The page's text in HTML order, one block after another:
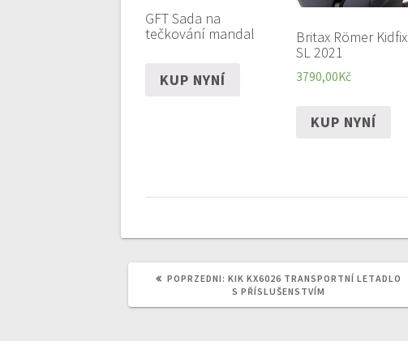
GFT Sada na
tečkování mandal
KUP NYNÍ
Britax Römer Kidfix
SL 2021
3790,00Kč
KUP NYNÍ
POPRZEDNI: POPRZEDNI
WPIS:
KIK KX6026 TRANSPORTNÍ LETADLO
S PŘÍSLUŠENSTVÍM